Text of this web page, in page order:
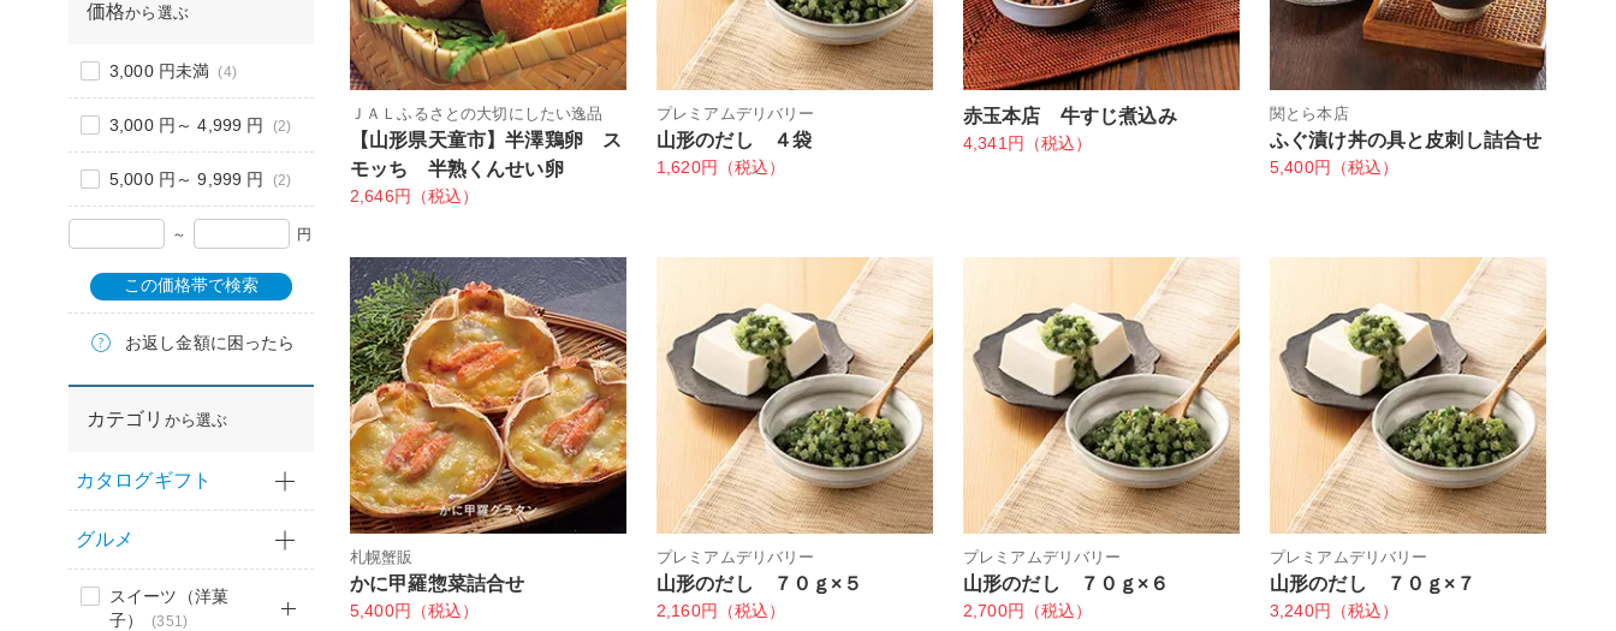
価格から選ぶ
3,000 円未満 (4)
3,000 円～ 4,999 円 (2)
5,000 円～ 9,999 円 (2)
～ 円
この価格帯で検索
お返し金額に困ったら
カテゴリ から選ぶ
カタログギフト
グルメ
スイーツ（洋菓
子）
(351)
ＪＡＬふるさとの大切にしたい逸品
【山形県天童市】半澤鶏卵 ス
モッち 半熟くんせい卵
2,646円（税込）
プレミアムデリバリー
山形のだし ４袋
1,620円（税込）
赤玉本店 牛すじ煮込み
4,341円（税込）
関とら本店
ふぐ漬け丼の具と皮刺し詰合せ
5,400円（税込）
札幌蟹販
かに甲羅惣菜詰合せ
5,400円（税込）
プレミアムデリバリー
山形のだし ７０ｇ×５
2,160円（税込）
プレミアムデリバリー
山形のだし ７０ｇ×６
2,700円（税込）
プレミアムデリバリー
山形のだし ７０ｇ×７
3,240円（税込）